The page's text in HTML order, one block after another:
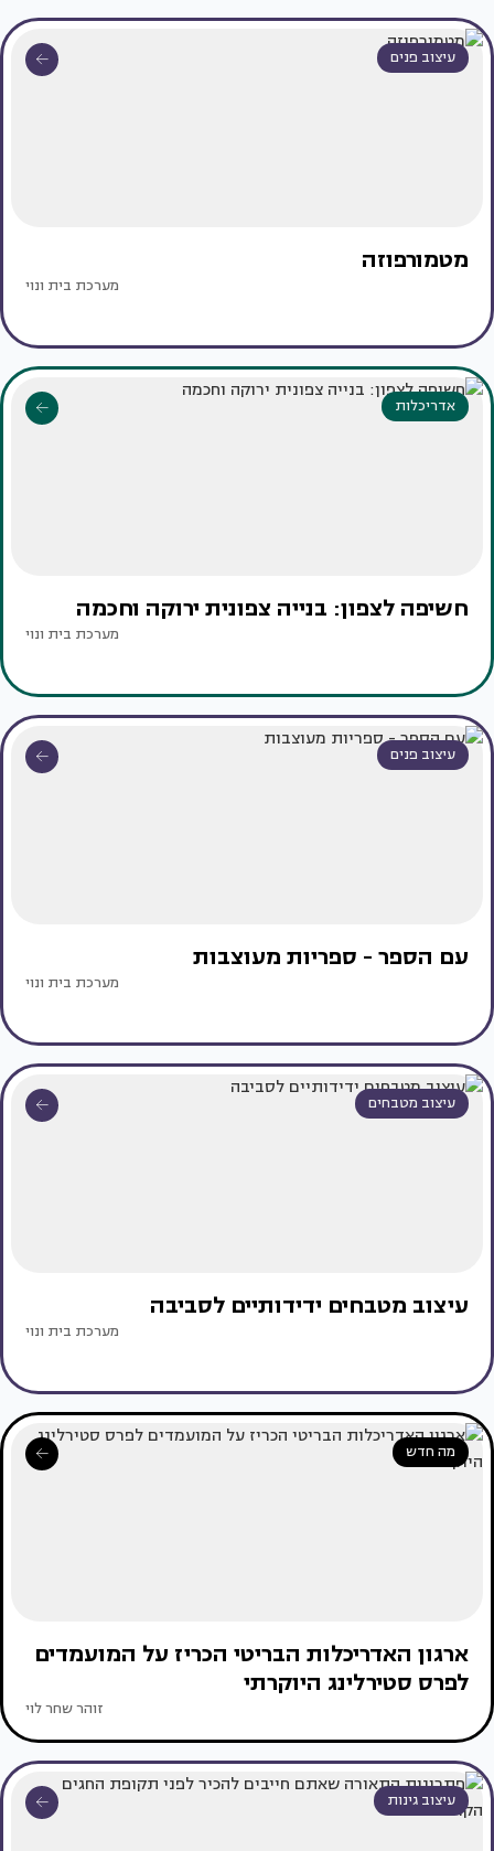
עיצוב פנים
מטמורפוזה
מערכת בית ונוי
אדריכלות
חשיפה לצפון: בנייה צפונית ירוקה וחכמה
מערכת בית ונוי
עיצוב פנים
עם הספר - ספריות מעוצבות
מערכת בית ונוי
עיצוב מטבחים
עיצוב מטבחים ידידותיים לסביבה
מערכת בית ונוי
מה חדש
ארגון האדריכלות הבריטי הכריז על המועמדים
לפרס סטירלינג היוקרתי
זוהר שחר לוי
עיצוב גינות